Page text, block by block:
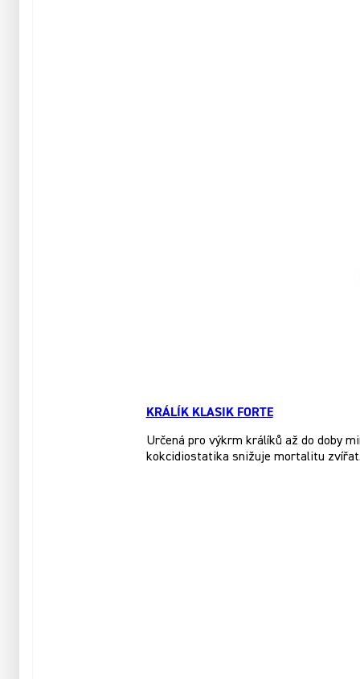
KRÁLÍK KLASIK FORTE
Určená pro výkrm králíků až do doby
kokcidiostatika snižuje mortalitu